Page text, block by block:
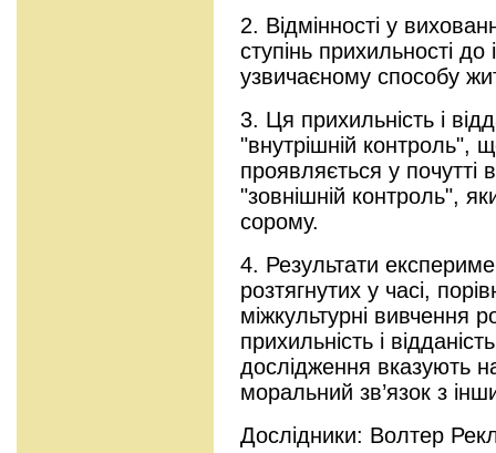
2. Відмінності у
ступінь прихильності до
узвичаєному способу
3. Ця прихильність і
"внутрішній контроль",
проявляється у почутті
"зовнішній контроль",
сорому.
4. Результати
розтягнутих у часі,
міжкультурні вивчення
прихильність і
дослідження вказують
моральний зв’язок з
Дослідники: Волтер